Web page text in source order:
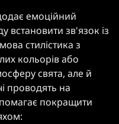
емоційний
встановити зв'язок із
стилістика з
кольорів або
свята, але й
проводять на
покращити